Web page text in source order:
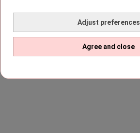
Adjust preferences
Agree and close